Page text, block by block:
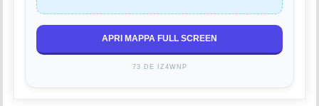
APRI MAPPA FULL SCREEN
73 DE IZ4WNP